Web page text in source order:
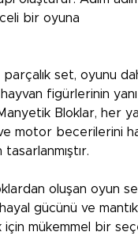
bir oyuna
parçalık set, oyunu
figürlerinin yanı
Bloklar, her
ve motor becerilerini
oluşan oyun
hayal gücünü ve
mükemmel bir